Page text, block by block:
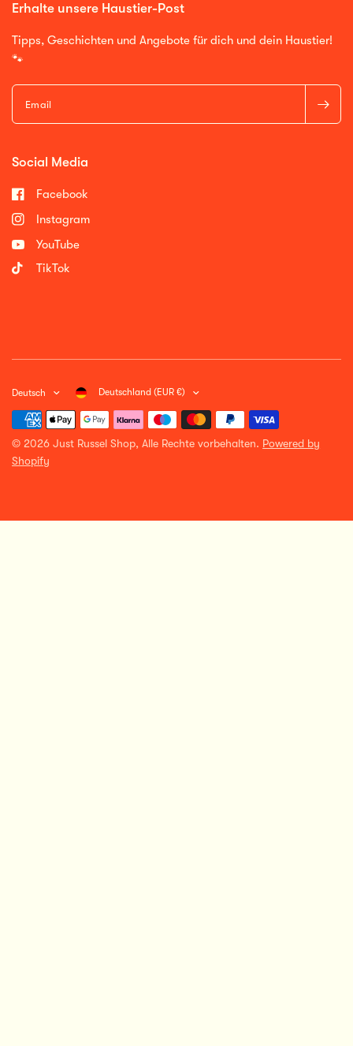
Erhalte unsere Haustier-Post
Tipps, Geschichten und Angebote für dich und dein Haustier!
🐾
Email
Social Media
Facebook
Instagram
YouTube
TikTok
Deutsch Deutschland (EUR €)
© 2026 Just Russel Shop, Alle Rechte vorbehalten. Powered by
Shopify